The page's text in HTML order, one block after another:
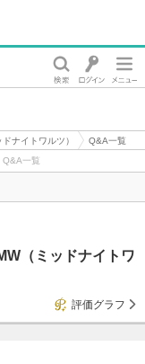
ナイトワルツ）
Q&A一覧
Q&A一覧
（ミッドナイトワ
評価グラフ